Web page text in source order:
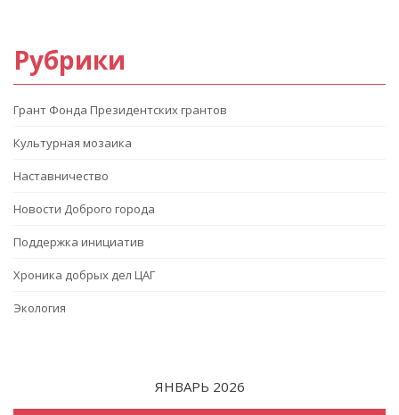
Рубрики
Грант Фонда Президентских грантов
Культурная мозаика
Наставничество
Новости Доброго города
Поддержка инициатив
Хроника добрых дел ЦАГ
Экология
ЯНВАРЬ 2026